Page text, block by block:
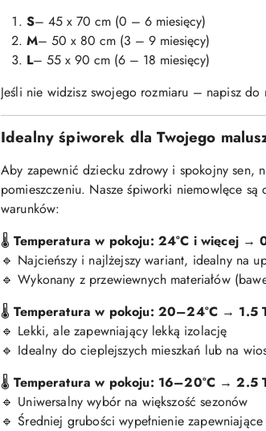
S– 45 x 70 cm (0 – 6 miesięcy)
M– 50 x 80 cm (3 – 9 miesięcy)
L– 55 x 90 cm (6 – 18 miesięcy)
Jeśli nie widzisz swojego rozmiaru – napisz do
Idealny śpiworek dla Twojego
Aby zapewnić dziecku zdrowy i spokojny sen,
pomieszczeniu. Nasze śpiworki niemowlęce
warunków:
🌡 Temperatura w pokoju: 24°C i więcej→
🔹 Najcieńszy i najlżejszy wariant, idealny na
🔹 Wykonany z przewiewnych materiałów
🌡 Temperatura w pokoju: 20–24°C→ 1.5
🔹 Lekki, ale zapewniający lekką izolację
🔹 Idealny do cieplejszych mieszkań lub na
🌡 Temperatura w pokoju: 16–20°C→2.5
🔹 Uniwersalny wybór na większość sezonów
🔹 Średniej grubości wypełnienie